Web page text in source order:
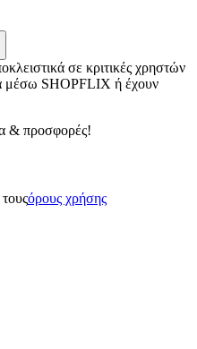
σε κριτικές χρηστών
μέσω SHOPFLIX ή έχουν
& προσφορές!
όρους χρήσης